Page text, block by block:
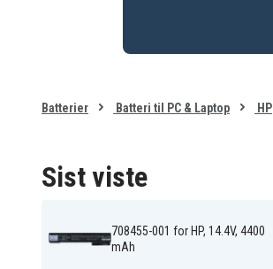
Batterier Batteri til PC & Laptop HP
Sist viste
708455-001 for HP, 14.4V, 4400
mAh